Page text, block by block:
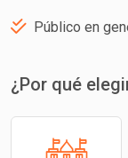
Público en
¿Por qué